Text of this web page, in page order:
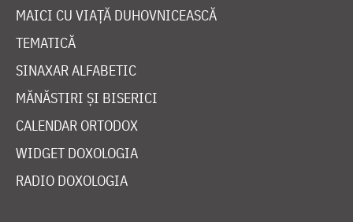
MAICI CU VIAȚĂ DUHOVNICEASCĂ
TEMATICĂ
SINAXAR ALFABETIC
MĂNĂSTIRI ȘI BISERICI
CALENDAR ORTODOX
WIDGET DOXOLOGIA
RADIO DOXOLOGIA